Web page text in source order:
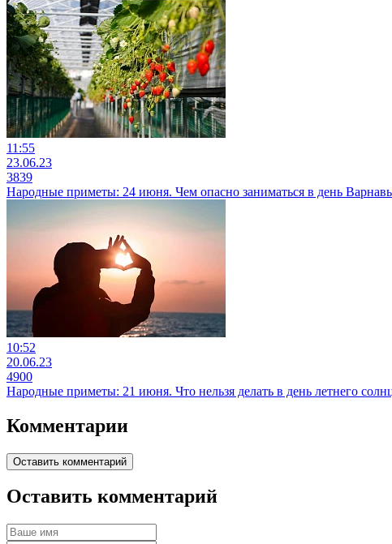
11:55
23.06.23
3839
Народные приметы: 24 июня. Чем опасно заниматься в день
10:52
20.06.23
4900
Народные приметы: 21 июня. Что нельзя делать в день летнего
Комментарии
Оставить комментарий
Оставить комментарий